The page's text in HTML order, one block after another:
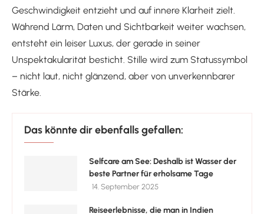
Geschwindigkeit entzieht und auf innere Klarheit zielt.
Während Lärm, Daten und Sichtbarkeit weiter wachsen,
entsteht ein leiser Luxus, der gerade in seiner
Unspektakularität besticht. Stille wird zum Statussymbol
– nicht laut, nicht glänzend, aber von unverkennbarer
Stärke.
Das könnte dir ebenfalls gefallen:
Selfcare am See: Deshalb ist Wasser der
beste Partner für erholsame Tage
14. September 2025
Reiseerlebnisse, die man in Indien